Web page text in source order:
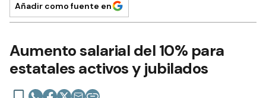
Añadir como fuente en
Aumento salarial del 10% para
estatales activos y jubilados